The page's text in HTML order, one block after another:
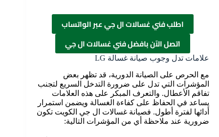
اطلب فني غسالات ال جي عبر الواتساب
اتصل الآن بافضل فني غسالات ال جي
علامات تدل وجوب صيانة غسالة LG
مع الحرص على الصيانة الدورية، قد تظهر بعض
المؤشرات التي تدل على ضرورة التدخل السريع لتجنب
تفاقم الأعطال. والتعرف المبكر على هذه العلامات
يساعد في الحفاظ على كفاءة الغسالة ويضمن استمرار
أدائها لفترة أطول. فصيانة غسالات ال جي الكويت تكون
ضرورية عند ملاحظة أي من المؤشرات التالية: